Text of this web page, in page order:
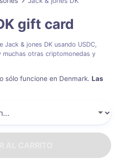
gift card
& jones DK usando USDC,
muchas otras criptomonedas y
sólo funcione en Denmark. Las